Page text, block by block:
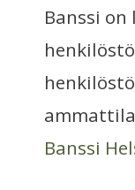
Banssi
Banssi